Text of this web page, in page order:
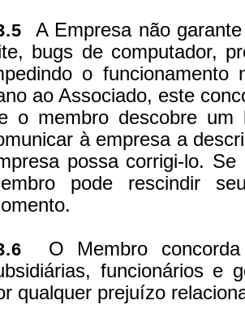
A Empresa não
bugs de computador,
o
ao Associado, este
o membro descobre um
à empresa a
possa corrigi-lo.
pode rescindir
O Membro
funcionários e
qualquer prejuízo